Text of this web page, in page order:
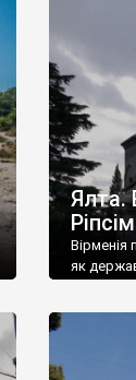
легке
Ялта.
Вірменія
як